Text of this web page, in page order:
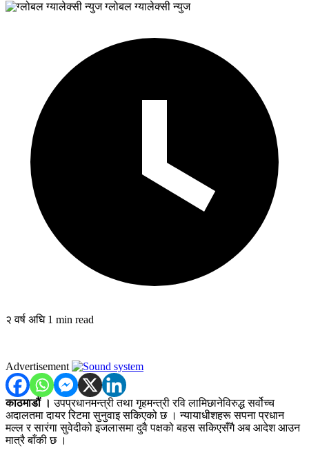
ग्लोबल ग्यालेक्सी न्युज
२ वर्ष अघि 1 min read
Advertisement
काठमाडौं । उपप्रधानमन्त्री तथा गृहमन्त्री रवि लामिछानेविरुद्ध सर्वोच्च
अदालतमा दायर रिटमा सुनुवाइ सकिएको छ । न्यायाधीशहरू सपना प्रधान
मल्ल र सारंगा सुवेदीको इजलासमा दुवै पक्षको बहस सकिएसँगै अब आदेश आउन
मात्रै बाँकी छ ।